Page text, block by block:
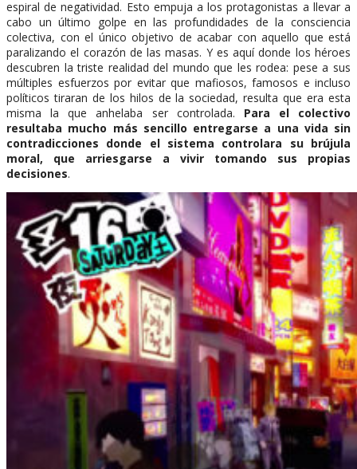
espiral de negatividad. Esto empuja a los protagonistas a llevar a
cabo un último golpe en las profundidades de la consciencia
colectiva, con el único objetivo de acabar con aquello que está
paralizando el corazón de las masas. Y es aquí donde los héroes
descubren la triste realidad del mundo que les rodea: pese a sus
múltiples esfuerzos por evitar que mafiosos, famosos e incluso
políticos tiraran de los hilos de la sociedad, resulta que era esta
misma la que anhelaba ser controlada. Para el colectivo
resultaba mucho más sencillo entregarse a una vida sin
contradicciones donde el sistema controlara su brújula
moral, que arriesgarse a vivir tomando sus propias
decisiones.